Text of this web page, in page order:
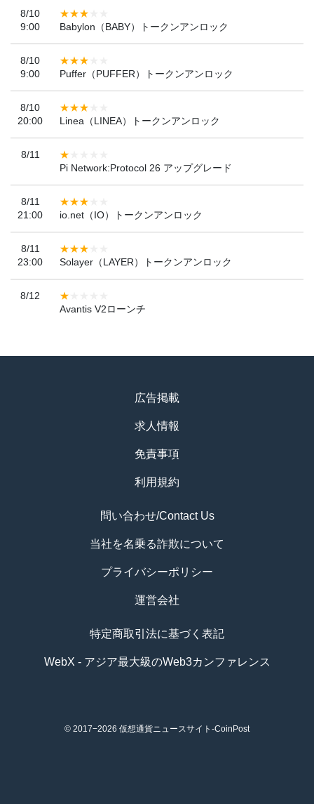
8/10
9:00
Babylon（BABY）トークンアンロック
8/10
9:00
Puffer（PUFFER）トークンアンロック
8/10
20:00
Linea（LINEA）トークンアンロック
8/11
Pi Network:Protocol 26 アップグレード
8/11
21:00
io.net（IO）トークンアンロック
8/11
23:00
Solayer（LAYER）トークンアンロック
8/12
Avantis V2ローンチ
広告掲載
求人情報
免責事項
利用規約
問い合わせ/Contact Us
当社を名乗る詐欺について
プライバシーポリシー
運営会社
特定商取引法に基づく表記
WebX - アジア最大級のWeb3カンファレンス
© 2017−2026 仮想通貨ニュースサイト-CoinPost